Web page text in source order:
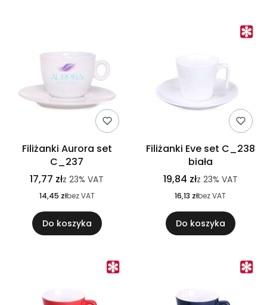
Filiżanki Aurora set
C_237
17,77 złz 23% VAT
14,45 złbez VAT
Do koszyka
Filiżanki Eve set C_238
biała
19,84 złz 23% VAT
16,13 złbez VAT
Do koszyka